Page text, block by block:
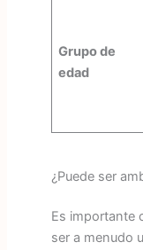
Grupo de
edad
¿Puede ser
Es importante
ser a menudo